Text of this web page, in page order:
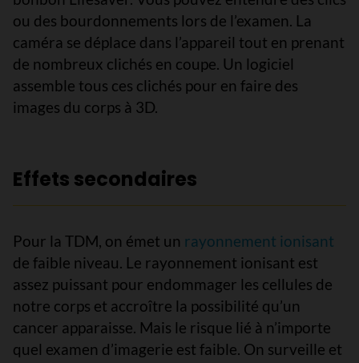
ou des bourdonnements lors de l’examen. La
caméra se déplace dans l’appareil tout en prenant
de nombreux clichés en coupe. Un logiciel
assemble tous ces clichés pour en faire des
images du corps à 3D.
Effets secondaires
Pour la TDM, on émet un rayonnement ionisant
de faible niveau. Le rayonnement ionisant est
assez puissant pour endommager les cellules de
notre corps et accroître la possibilité qu’un
cancer apparaisse. Mais le risque lié à n’importe
quel examen d’imagerie est faible. On surveille et